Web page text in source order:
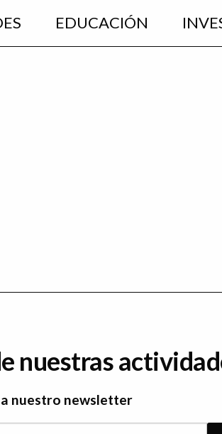
EDUCACIÓN
nuestras
nuestro newsletter